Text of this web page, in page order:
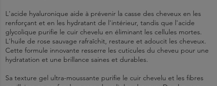
L'acide hyaluronique aide à prévenir la casse des cheveux en les
renforçant et en les hydratant de l'intérieur, tandis que l'acide
glycolique purifie le cuir chevelu en éliminant les cellules mortes.
L'huile de rose sauvage rafraîchit, restaure et adoucit les cheveux.
Cette formule innovante resserre les cuticules du cheveu pour une
hydratation et une brillance saines et durables.
Sa texture gel ultra-moussante purifie le cuir chevelu et les fibres